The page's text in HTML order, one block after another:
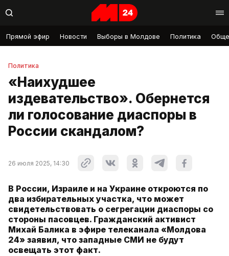
Прямой эфир Новости Выборы в Молдове Политика
Политика
«Наихудшее
издевательство». Обернется
ли голосование диаспоры в
России скандалом?
26 июля 2025, 14:30
В России, Израиле и на Украине откроются по
два избирательных участка, что может
свидетельствовать о сегрегации диаспоры со
стороны пасовцев. Гражданский активист
Михай Балика в эфире телеканала «Молдова
24» заявил, что западные СМИ не будут
освещать этот факт.